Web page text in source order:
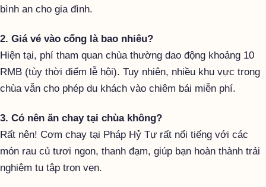
bình an cho gia đình.
2. Giá vé vào cổng là bao nhiêu?
Hiện tại, phí tham quan chùa thường dao động khoảng 10
RMB (tùy thời điểm lễ hội). Tuy nhiên, nhiều khu vực trong
chùa vẫn cho phép du khách vào chiêm bái miễn phí.
3. Có nên ăn chay tại chùa không?
Rất nên! Cơm chay tại Pháp Hỷ Tự rất nổi tiếng với các
món rau củ tươi ngon, thanh đạm, giúp bạn hoàn thành trải
nghiệm tu tập trọn vẹn.